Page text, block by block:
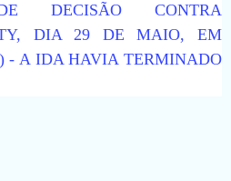
DECISÃO CONTRA
, DIA 29 DE MAIO, EM
- A IDA HAVIA TERMINADO